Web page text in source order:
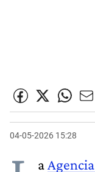
04-05-2026 15:28
a